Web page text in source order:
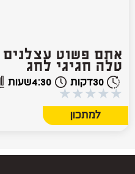
טלה חגיגי לחג
30דקות 4:30שעות
★
★
★
★
★
למתכון